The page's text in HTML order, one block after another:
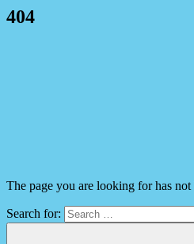
404
The page you are looking for has
Search for: